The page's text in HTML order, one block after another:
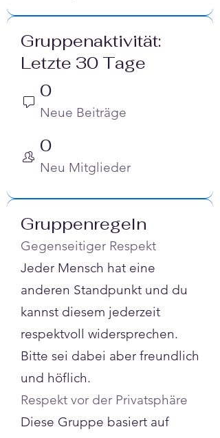
Gruppenaktivität:
Letzte 30 Tage
0
Neue Beiträge
0
Neu Mitglieder
Gruppenregeln
Gegenseitiger Respekt
Jeder Mensch hat eine
anderen Standpunkt und du
kannst diesem jederzeit
respektvoll widersprechen.
Bitte sei dabei aber freundlich
und höflich.
Respekt vor der Privatsphäre
Diese Gruppe basiert auf